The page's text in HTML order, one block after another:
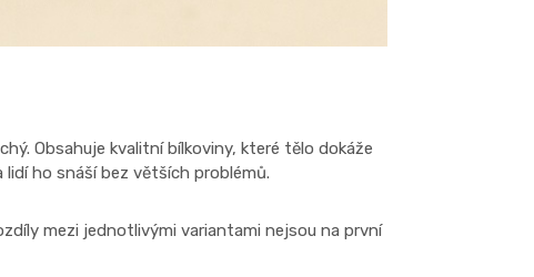
Obsahuje kvalitní bílkoviny, které tělo dokáže
ho snáší bez větších problémů.
mezi jednotlivými variantami nejsou na první